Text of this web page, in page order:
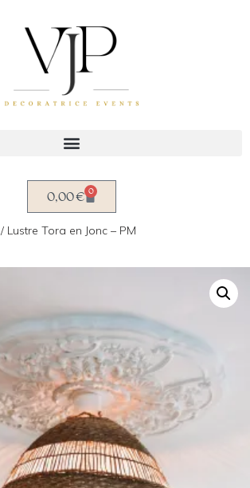
0,00€ 0
/ Lustre Tora en Jonc – PM